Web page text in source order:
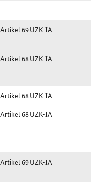
Artikel 69 UZK-IA
Artikel 68 UZK-IA
Artikel 68 UZK-IA
Artikel 68 UZK-IA
Artikel 69 UZK-IA